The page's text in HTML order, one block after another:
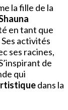
la fille de la
en tant que
activités
ses racines,
de
qui
dans la